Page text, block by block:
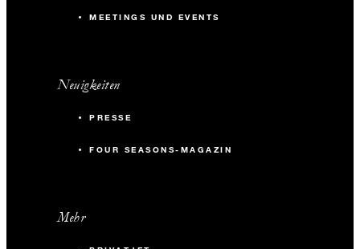
MEETINGS UND EVENTS
Neuigkeiten
PRESSE
FOUR SEASONS-MAGAZIN
Mehr